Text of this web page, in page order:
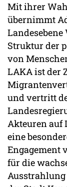
Mit ihrer
übernimmt
Struktur der
von
LAKA ist der
und vertritt
Akteuren auf
eine
Engagement
für die
Ausstrahlung